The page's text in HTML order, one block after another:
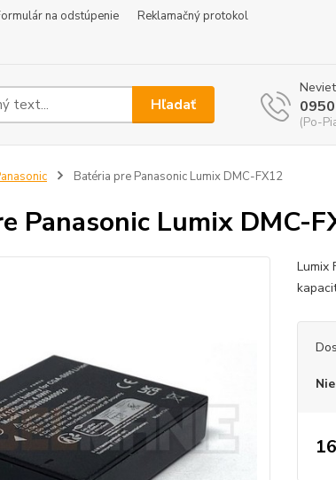
na odstúpenie
Reklamačný protokol
Hľadať
(Po-
Batéria pre Panasonic Lumix DMC-FX12
Panasonic Lumix DMC-
Lumix